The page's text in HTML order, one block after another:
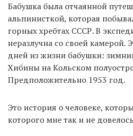
Бабушка была отчаянной
альпинисткой, которая
горных хребтах СССР. В
неразлучна со своей камерой.
дней из жизни бабушки:
Хибины на Кольском
Предположительно 1953 год.
Это история о человеке,
которого мне так и не